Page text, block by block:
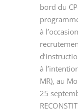
bord du
à
à
MR), au
25